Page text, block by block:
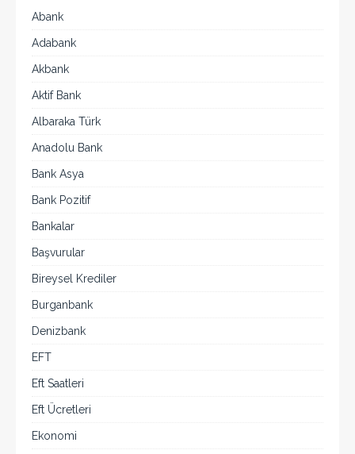
Abank
Adabank
Akbank
Aktif Bank
Albaraka Türk
Anadolu Bank
Bank Asya
Bank Pozitif
Bankalar
Başvurular
Bireysel Krediler
Burganbank
Denizbank
EFT
Eft Saatleri
Eft Ücretleri
Ekonomi